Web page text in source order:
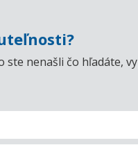
nenašli čo hľadáte,